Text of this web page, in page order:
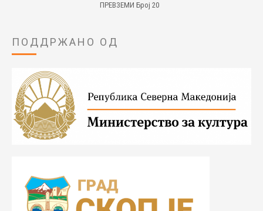
ПРЕВЗЕМИ Број 20
ПОДДРЖАНО ОД